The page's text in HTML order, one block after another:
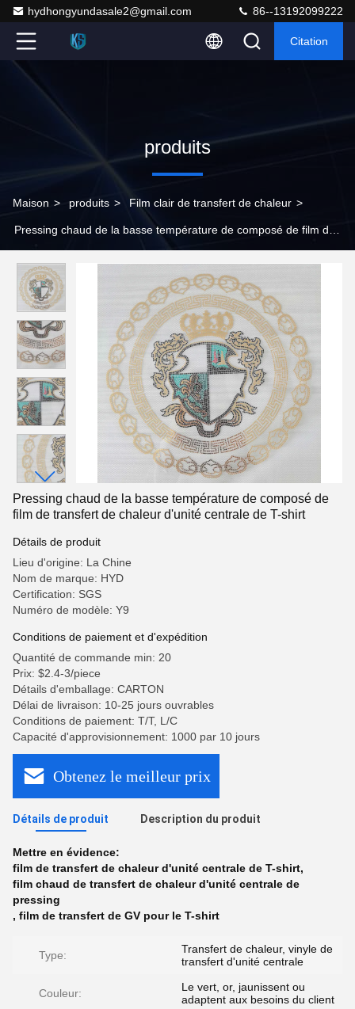
hydhongyundasale2@gmail.com 86--13192099222
Citation
produits
Maison > produits > Film clair de transfert de chaleur >
Pressing chaud de la basse température de composé de film de
Pressing chaud de la basse température de composé de
film de transfert de chaleur d'unité centrale de T-shirt
Détails de produit
Lieu d'origine: La Chine
Nom de marque: HYD
Certification: SGS
Numéro de modèle: Y9
Conditions de paiement et d'expédition
Quantité de commande min: 20
Prix: $2.4-3/piece
Détails d'emballage: CARTON
Délai de livraison: 10-25 jours ouvrables
Conditions de paiement: T/T, L/C
Capacité d'approvisionnement: 1000 par 10 jours
Obtenez le meilleur prix
Détails de produit Description du produit
Mettre en évidence:
film de transfert de chaleur d'unité centrale de T-shirt,
film chaud de transfert de chaleur d'unité centrale de
pressing
, film de transfert de GV pour le T-shirt
Type:
Transfert de chaleur, vinyle de
transfert d'unité centrale
Couleur:
Le vert, or, jaunissent ou
adaptent aux besoins du client